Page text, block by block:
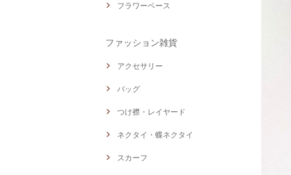
フラワーベース
ファッション雑貨
アクセサリー
バッグ
つけ襟・レイヤード
ネクタイ・蝶ネクタイ
スカーフ